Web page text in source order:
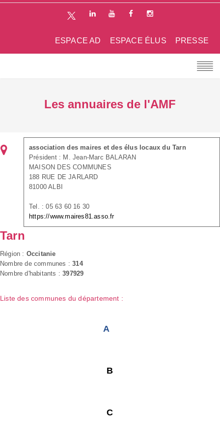
PRESSE
ESPACE ÉLUS
ESPACE AD
Les annuaires de l'AMF
association des maires et des élus locaux du Tarn
Président : M. Jean-Marc BALARAN
MAISON DES COMMUNES
188 RUE DE JARLARD
81000 ALBI
Tel. : 05 63 60 16 30
https://www.maires81.asso.fr
Tarn
Région : Occitanie
Nombre de communes :314
Nombre d'habitants :397929
Liste des communes du département :
A
B
C